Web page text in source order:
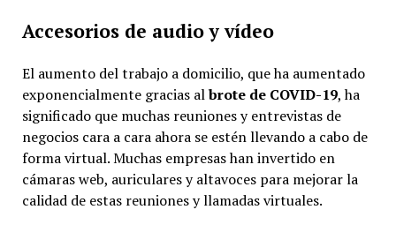
Accesorios de audio y vídeo
El aumento del trabajo a domicilio, que ha aumentado
exponencialmente gracias albrote de COVID-19, ha
significado que muchas reuniones y entrevistas de
negocios cara a cara ahora se estén llevando a cabo de
forma virtual. Muchas empresas han invertido en
cámaras web, auriculares y altavoces para mejorar la
calidad de estas reuniones y llamadas virtuales.